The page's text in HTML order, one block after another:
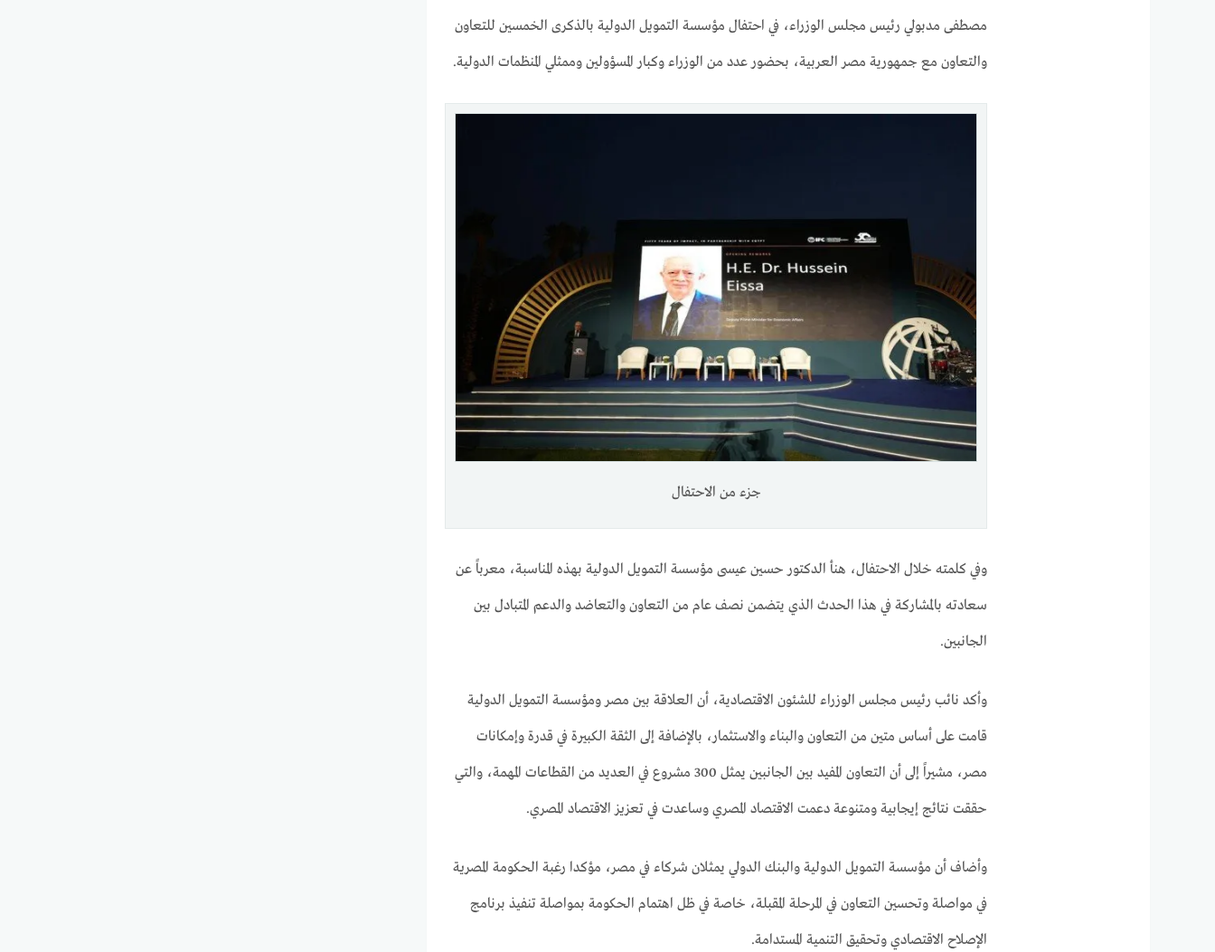
مصطفى مدبولي رئيس مجلس الوزراء، في احتفال مؤسسة التمويل الدولية بالذكرى الخمسين للتعاون
والتعاون مع جمهورية مصر العربية، بحضور عدد من الوزراء وكبار المسؤولين وممثلي المنظمات الدولية.
جزء من الاحتفال
وفي كلمته خلال الاحتفال، هنأ الدكتور حسين عيسى مؤسسة التمويل الدولية بهذه المناسبة، معرباً عن
سعادته بالمشاركة في هذا الحدث الذي يتضمن نصف عام من التعاون والتعاضد والدعم المتبادل بين
الجانبين.
وأكد نائب رئيس مجلس الوزراء للشئون الاقتصادية، أن العلاقة بين مصر ومؤسسة التمويل الدولية
قامت على أساس متين من التعاون والبناء والاستثمار، بالإضافة إلى الثقة الكبيرة في قدرة وإمكانات
مصر، مشيراً إلى أن التعاون المفيد بين الجانبين يمثل 300 مشروع في العديد من القطاعات المهمة، والتي
حققت نتائج إيجابية ومتنوعة دعمت الاقتصاد المصري وساعدت في تعزيز الاقتصاد المصري.
وأضاف أن مؤسسة التمويل الدولية والبنك الدولي يمثلان شركاء في مصر، مؤكدا رغبة الحكومة المصرية
في مواصلة وتحسين التعاون في المرحلة المقبلة، خاصة في ظل اهتمام الحكومة بمواصلة تنفيذ برنامج
الإصلاح الاقتصادي وتحقيق التنمية المستدامة.